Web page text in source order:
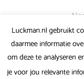
Luckman.nl gebruikt
daarmee informatie
om deze te analyseren
je voor jou relevante